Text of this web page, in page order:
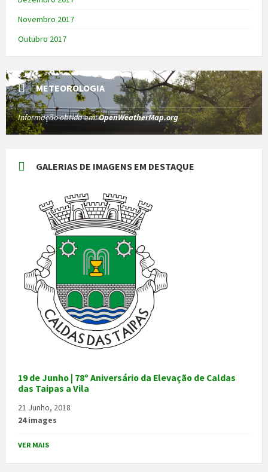
Novembro 2017
Outubro 2017
METEOROLOGIA
Informação obtida em:OpenWeatherMap.org
GALERIAS DE IMAGENS EM DESTAQUE
19 de Junho | 78º Aniversário da Elevação de Caldas
das Taipas a Vila
21 Junho, 2018
24 images
VER MAIS